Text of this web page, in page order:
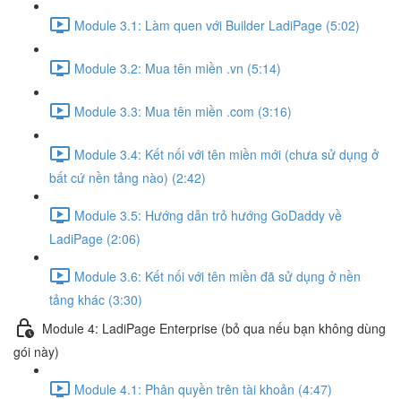
Module 3.1: Làm quen với Builder LadiPage (5:02)
Module 3.2: Mua tên miền .vn (5:14)
Module 3.3: Mua tên miền .com (3:16)
Module 3.4: Kết nối với tên miền mới (chưa sử dụng ở
bất cứ nền tảng nào) (2:42)
Module 3.5: Hướng dẫn trỏ hướng GoDaddy về
LadiPage (2:06)
Module 3.6: Kết nối với tên miền đã sử dụng ở nền
tảng khác (3:30)
Module 4: LadiPage Enterprise (bỏ qua nếu bạn không dùng
gói này)
Module 4.1: Phân quyền trên tài khoản (4:47)